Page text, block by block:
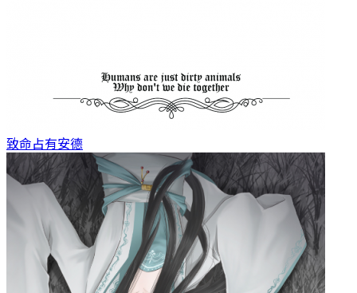
致命占有安德